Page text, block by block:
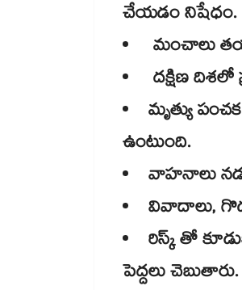
చేయడం నిషేధం.
మంచాలు
దక్షిణ
మృత్యు
ఉంటుంది.
వాహనాలు
వివాదాలు,
రిస్క్ తో
పెద్దలు చెబుతారు.